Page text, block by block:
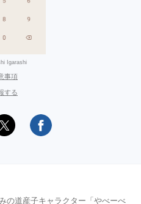
Igarashi
事項
する
の道産子キャラクター「やべーべ